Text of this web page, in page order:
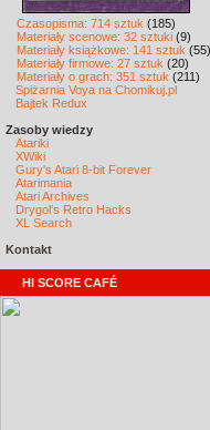
Czasopisma: 714 sztuk (185)
Materiały scenowe: 32 sztuki (9)
Materiały książkowe: 141 sztuk (55)
Materiały firmowe: 27 sztuk (20)
Materiały o grach: 351 sztuk (211)
Spiżarnia Voya na Chomikuj.pl
Bajtek Redux
Zasoby wiedzy
Atariki
XWiki
Gury's Atari 8-bit Forever
Atarimania
Atari Archives
Drygol's Retro Hacks
XL Search
Kontakt
HI SCORE CAFÉ